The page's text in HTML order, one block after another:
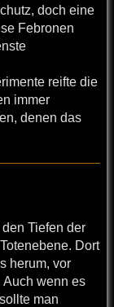
doch eine
Febronen
reifte die
immer
denen das
Tiefen der
Dort
herum, vor
wenn es
man